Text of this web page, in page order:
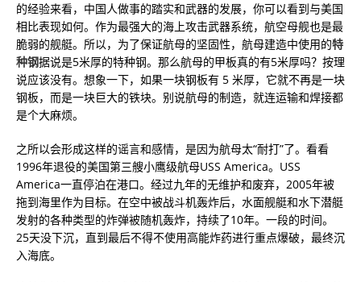
的经验来看，中国人做事的踏实和武器的发展，你可以看到与美国
相比表现如何。作为最强大的海上攻击武器系统，航空母舰也是最
脆弱的舰艇。所以，为了保证航母的坚固性，航母建造中使用的特
种钢据说是5米厚的特种钢。那么航母的甲板真的有5米厚吗？按理
说应该没有。想象一下，如果一块钢板有 5 米厚，它就不再是一块
钢板，而是一块巨大的铁块。别说航母的制造，就连运输和焊接都
是个大麻烦。
之所以会形成这样的谣言和感情，是因为航母太“耐打”了。看看
1996年退役的美国第三艘小鹰级航母USS America。USS
America一直停泊在港口。经过九年的无维护和废弃，2005年被
拖到海里作为目标。在空中被战斗机轰炸后，水面舰艇和水下潜艇
发射的各种类型的炸弹被随机轰炸，持续了10年。一段的时间。
25天没下沉，直到最后不得不使用高能炸药进行重点爆破，最终沉
入海底。